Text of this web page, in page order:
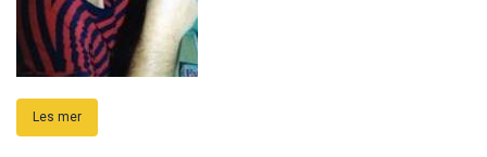
Les mer